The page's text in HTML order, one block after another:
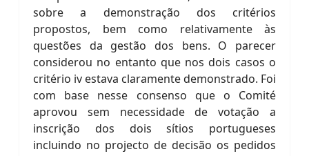
sobre a demonstração dos critérios
propostos, bem como relativamente às
questões da gestão dos bens. O parecer
considerou no entanto que nos dois casos o
critério iv estava claramente demonstrado. Foi
com base nesse consenso que o Comité
aprovou sem necessidade de votação a
inscrição dos dois sítios portugueses
incluindo no projecto de decisão os pedidos